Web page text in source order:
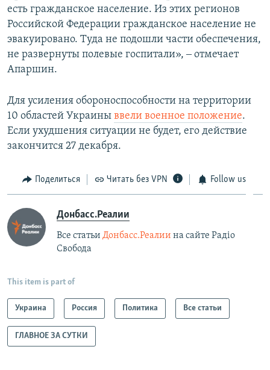
есть гражданское население. Из этих регионов
Российской Федерации гражданское население не
эвакуировано. Туда не подошли части обеспечения,
не развернуты полевые госпитали», ‒ отмечает
Апаршин.
Для усиления обороноспособности на территории
10 областей Украины ввели военное положение.
Если ухудшения ситуации не будет, его действие
закончится 27 декабря.
Поделиться Читать без VPN Follow us
Донбасс.Реалии
Все статьи Донбасс.Реалии на сайте Радіо
Свобода
This item is part of
Украина Россия Политика Все статьи
ГЛАВНОЕ ЗА СУТКИ